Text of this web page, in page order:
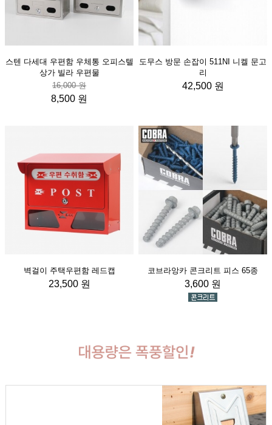
스텐 다세대 우편함 우체통 오피스텔
상가 빌라 우편물
16,000 원
8,500 원
도무스 방문 손잡이 511NI 니켈 문고
리
42,500 원
벽걸이 주택우편함 레드캡
23,500 원
코브라앙카 콘크리트 피스 65종
3,600 원